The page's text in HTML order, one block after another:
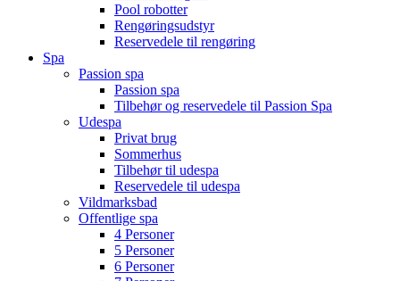
Pool robotter
Rengøringsudstyr
Reservedele til rengøring
Spa
Passion spa
Passion spa
Tilbehør og reservedele til Passion Spa
Udespa
Privat brug
Sommerhus
Tilbehør til udespa
Reservedele til udespa
Vildmarksbad
Offentlige spa
4 Personer
5 Personer
6 Personer